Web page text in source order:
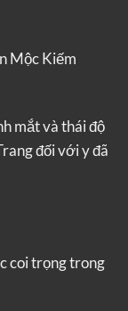
Mộc Kiếm
mắt và thái độ
đối với y đã
coi trọng trong